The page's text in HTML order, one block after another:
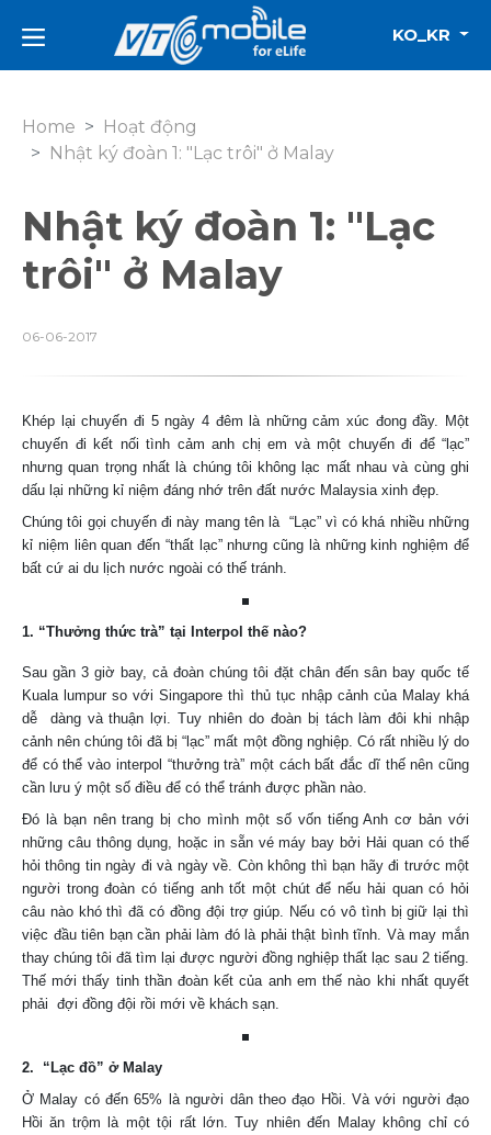
KO_KR
Home
Hoạt động
Nhật ký đoàn 1: "Lạc trôi" ở Malay
Nhật ký đoàn 1: "Lạc
trôi" ở Malay
06-06-2017
Khép lại chuyến đi 5 ngày 4 đêm là những cảm xúc đong đầy. Một
chuyến đi kết nối tình cảm anh chị em và một chuyến đi để “lạc”
nhưng quan trọng nhất là chúng tôi không lạc mất nhau và cùng ghi
dấu lại những kỉ niệm đáng nhớ trên đất nước Malaysia xinh đẹp.
Chúng tôi gọi chuyến đi này mang tên là “Lạc” vì có khá nhiều những
kỉ niệm liên quan đến “thất lạc” nhưng cũng là những kinh nghiệm để
bất cứ ai du lịch nước ngoài có thế tránh.
1. “Thưởng thức trà” tại Interpol thế nào?
Sau gần 3 giờ bay, cả đoàn chúng tôi đặt chân đến sân bay quốc tế
Kuala lumpur so với Singapore thì thủ tục nhập cảnh của Malay khá
dễ dàng và thuận lợi. Tuy nhiên do đoàn bị tách làm đôi khi nhập
cảnh nên chúng tôi đã bị “lạc” mất một đồng nghiệp. Có rất nhiều lý do
để có thể vào interpol “thưởng trà” một cách bất đắc dĩ thế nên cũng
cần lưu ý một số điều để có thể tránh được phần nào.
Đó là bạn nên trang bị cho mình một số vốn tiếng Anh cơ bản với
những câu thông dụng, hoặc in sẵn vé máy bay bởi Hải quan có thế
hỏi thông tin ngày đi và ngày về. Còn không thì bạn hãy đi trước một
người trong đoàn có tiếng anh tốt một chút để nếu hải quan có hỏi
câu nào khó thì đã có đồng đội trợ giúp. Nếu có vô tình bị giữ lại thì
việc đầu tiên bạn cần phải làm đó là phải thật bình tĩnh. Và may mắn
thay chúng tôi đã tìm lại được người đồng nghiệp thất lạc sau 2 tiếng.
Thế mới thấy tinh thần đoàn kết của anh em thế nào khi nhất quyết
phải đợi đồng đội rồi mới về khách sạn.
2. “Lạc đồ” ở Malay
Ở Malay có đến 65% là người dân theo đạo Hồi. Và với người đạo
Hồi ăn trộm là một tội rất lớn. Tuy nhiên đến Malay không chỉ có